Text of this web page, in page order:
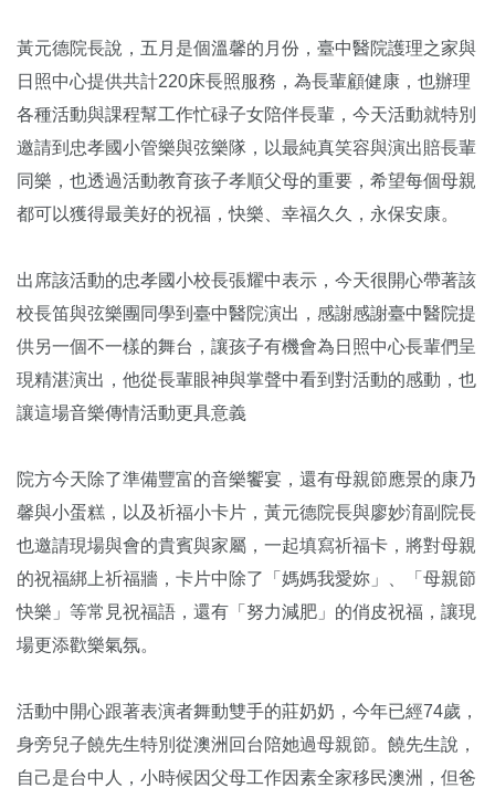
黃元德院長說，五月是個溫馨的月份，臺中醫院護理之家與
日照中心提供共計220床長照服務，為長輩顧健康，也辦理
各種活動與課程幫工作忙碌子女陪伴長輩，今天活動就特別
邀請到忠孝國小管樂與弦樂隊，以最純真笑容與演出賠長輩
同樂，也透過活動教育孩子孝順父母的重要，希望每個母親
都可以獲得最美好的祝福，快樂、幸福久久，永保安康。
出席該活動的忠孝國小校長張耀中表示，今天很開心帶著該
校長笛與弦樂團同學到臺中醫院演出，感謝感謝臺中醫院提
供另一個不一樣的舞台，讓孩子有機會為日照中心長輩們呈
現精湛演出，他從長輩眼神與掌聲中看到對活動的感動，也
讓這場音樂傳情活動更具意義
院方今天除了準備豐富的音樂饗宴，還有母親節應景的康乃
馨與小蛋糕，以及祈福小卡片，黃元德院長與廖妙淯副院長
也邀請現場與會的貴賓與家屬，一起填寫祈福卡，將對母親
的祝福綁上祈福牆，卡片中除了「媽媽我愛妳」、「母親節
快樂」等常見祝福語，還有「努力減肥」的俏皮祝福，讓現
場更添歡樂氣氛。
活動中開心跟著表演者舞動雙手的莊奶奶，今年已經74歲，
身旁兒子饒先生特別從澳洲回台陪她過母親節。饒先生說，
自己是台中人，小時候因父母工作因素全家移民澳洲，但爸